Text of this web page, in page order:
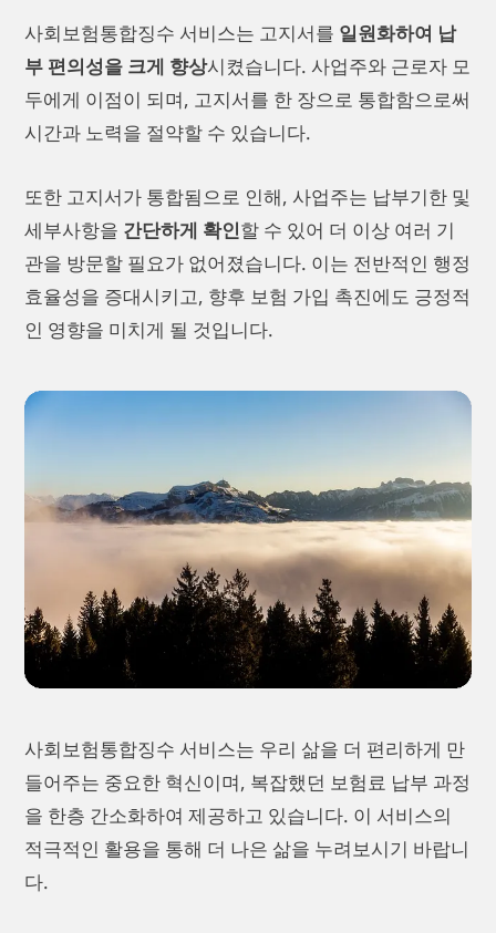
사회보험통합징수 서비스는 고지서를 일원화하여 납
부 편의성을 크게 향상시켰습니다. 사업주와 근로자 모
두에게 이점이 되며, 고지서를 한 장으로 통합함으로써
시간과 노력을 절약할 수 있습니다.
또한 고지서가 통합됨으로 인해, 사업주는 납부기한 및
세부사항을 간단하게 확인할 수 있어 더 이상 여러 기
관을 방문할 필요가 없어졌습니다. 이는 전반적인 행정
효율성을 증대시키고, 향후 보험 가입 촉진에도 긍정적
인 영향을 미치게 될 것입니다.
사회보험통합징수 서비스는 우리 삶을 더 편리하게 만
들어주는 중요한 혁신이며, 복잡했던 보험료 납부 과정
을 한층 간소화하여 제공하고 있습니다. 이 서비스의
적극적인 활용을 통해 더 나은 삶을 누려보시기 바랍니
다.